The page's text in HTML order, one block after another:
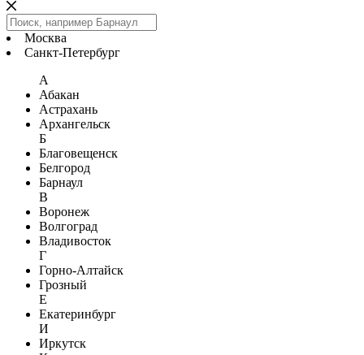
Москва
Санкт-Петербург
А
Абакан
Астрахань
Архангельск
Б
Благовещенск
Белгород
Барнаул
В
Воронеж
Волгоград
Владивосток
Г
Горно-Алтайск
Грозный
Е
Екатеринбург
И
Иркутск